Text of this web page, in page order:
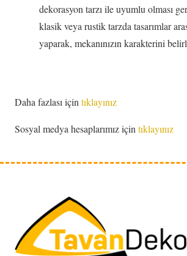
dekorasyon tarzı ile uyumlu olması
klasik veya rustik tarzda tasarımlar
yaparak, mekanınızın karakterini
Daha fazlası içintıklayınız
Sosyal medya hesaplarımız içintıklayınız